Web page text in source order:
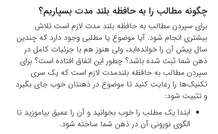
چگونه مطالب را به حافظه بلند مدت بسپاریم؟
برای سپردن مطالب به حافظه بلند مدت لازم است تلاش
بیشتری انجام شود. آیا موضوع یا مطلبی وجود دارد که چندین
سال پیش آن را خوانده‌اید، ولی هنوز هم با جزئیات کامل در
ذهن شما ثبت شده باشد؟ چطور این اتفاق افتاده است؟ برای
سپردن مطالب به حافظه بلندمدت لازم است که یک سری
تکنیک‌ها را رعایت کنید تا موضوع در ذهنتان خوب جای بگیرد
و تثبیت شود:
ابتدا یک مطلب را خوب بخوانید و آن را عمیق بیاموزید تا
الگوی نورونی آن در ذهن شما ساخته شود.